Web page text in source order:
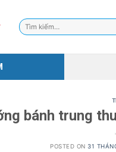
Tìm
kiếm:
bánh trung
POSTED ON31